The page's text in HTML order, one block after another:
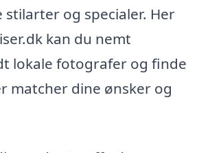
og specialer. Her
kan du nemt
lokale fotografer og finde
matcher dine ønsker og